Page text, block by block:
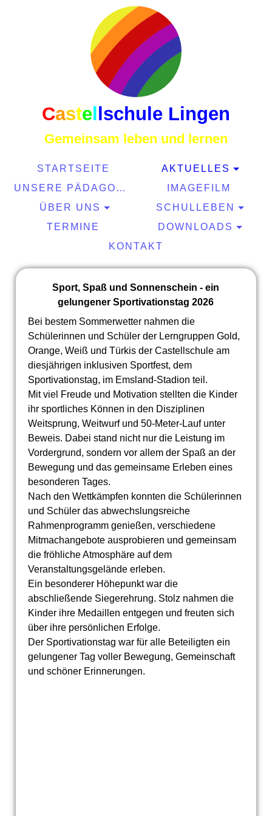
Castel schule Lingen
Gemeinsam leben und lernen
STARTSEITE
AKTUELLES
UNSERE PÄDAGOGIK
IMAGEFILM
ÜBER UNS
SCHULLEBEN
TERMINE
DOWNLOADS
KONTAKT
Sport, Spaß und Sonnenschein - ein
gelungener Sportivationstag 2026
Bei bestem Sommerwetter nahmen die
Schülerinnen und Schüler der Lerngruppen Gold,
Orange, Weiß und Türkis der Castellschule am
diesjährigen inklusiven Sportfest, dem
Sportivationstag, im Emsland-Stadion teil.
Mit viel Freude und Motivation stellten die Kinder
ihr sportliches Können in den Disziplinen
Weitsprung, Weitwurf und 50-Meter-Lauf unter
Beweis. Dabei stand nicht nur die Leistung im
Vordergrund, sondern vor allem der Spaß an der
Bewegung und das gemeinsame Erleben eines
besonderen Tages.
Nach den Wettkämpfen konnten die Schülerinnen
und Schüler das abwechslungsreiche
Rahmenprogramm genießen, verschiedene
Mitmachangebote ausprobieren und gemeinsam
die fröhliche Atmosphäre auf dem
Veranstaltungsgelände erleben.
Ein besonderer Höhepunkt war die
abschließende Siegerehrung. Stolz nahmen die
Kinder ihre Medaillen entgegen und freuten sich
über ihre persönlichen Erfolge.
Der Sportivationstag war für alle Beteiligten ein
gelungener Tag voller Bewegung, Gemeinschaft
und schöner Erinnerungen.